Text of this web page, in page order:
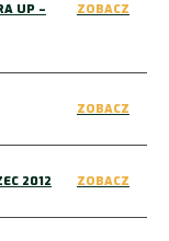
UP –
ZOBACZ
ZOBACZ
2012 ZOBACZ